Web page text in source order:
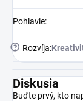
Pohlavie:
? Rozvíja:
Diskusia
Buďte prvý, kto